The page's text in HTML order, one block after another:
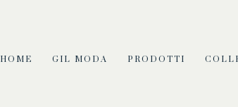
HOME GIL MODA PRODOTTI